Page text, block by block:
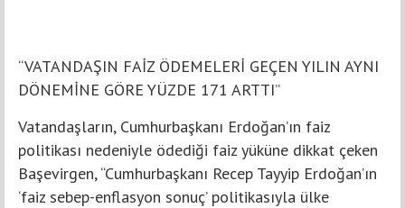
“VATANDAŞIN FAİZ ÖDEMELERİ GEÇEN YILIN AYNI
DÖNEMİNE GÖRE YÜZDE 171 ARTTI”
Vatandaşların, Cumhurbaşkanı Erdoğan’ın faiz
politikası nedeniyle ödediği faiz yüküne dikkat çeken
Başevirgen, “Cumhurbaşkanı Recep Tayyip Erdoğan’ın
‘faiz sebep-enflasyon sonuç’ politikasıyla ülke